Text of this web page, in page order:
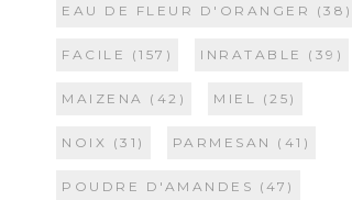
EAU DE FLEUR D'ORANGER (38)
FACILE (157) INRATABLE (39)
MAIZENA (42) MIEL (25)
NOIX (31) PARMESAN (41)
POUDRE D'AMANDES (47)